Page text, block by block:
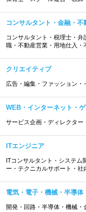
コンサルタント・金融・不
コンサルタント・税理士・
職・不動産営業・用地仕入・
クリエイティブ
広告・編集・ファッション
WEB・インターネット・
サービス企画・ディレクタ
ITエンジニア
ITコンサルタント・システム
ー・テクニカルサポート・
電気・電子・機械・半導体
開発・回路・半導体・機械・